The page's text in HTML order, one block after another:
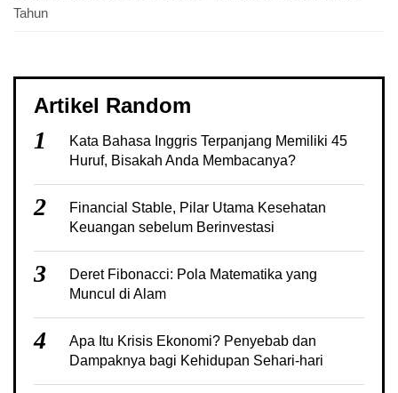
Tahun
Artikel Random
1
Kata Bahasa Inggris Terpanjang Memiliki 45
Huruf, Bisakah Anda Membacanya?
2
Financial Stable, Pilar Utama Kesehatan
Keuangan sebelum Berinvestasi
3
Deret Fibonacci: Pola Matematika yang
Muncul di Alam
4
Apa Itu Krisis Ekonomi? Penyebab dan
Dampaknya bagi Kehidupan Sehari-hari